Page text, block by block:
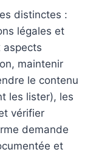
distinctes :
légales et
aspects
maintenir
le contenu
les lister), les
vérifier
demande
et